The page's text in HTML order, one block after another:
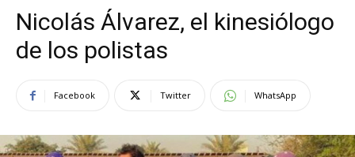
Nicolás Álvarez, el kinesiólogo
de los polistas
Facebook Twitter WhatsApp